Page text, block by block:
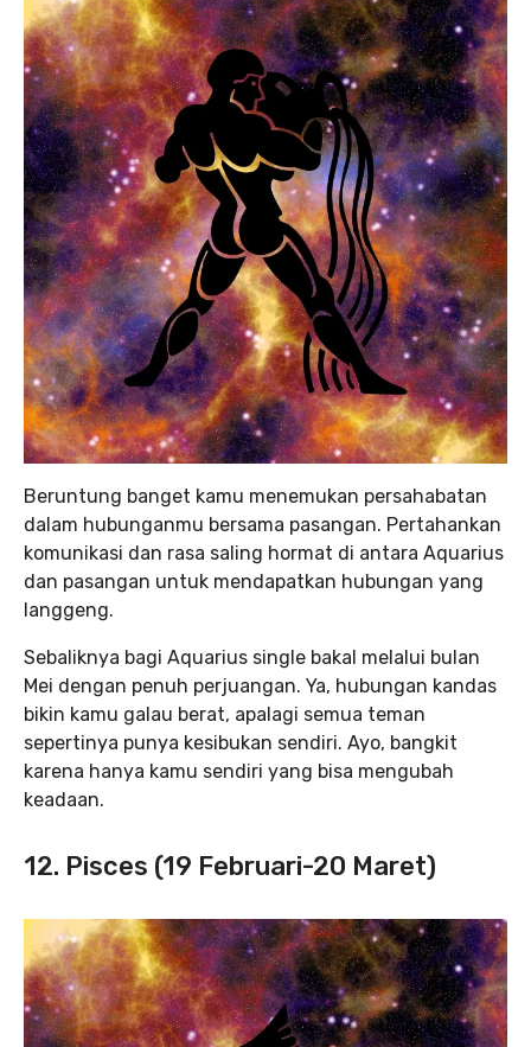
Beruntung banget kamu menemukan persahabatan
dalam hubunganmu bersama pasangan. Pertahankan
komunikasi dan rasa saling hormat di antara Aquarius
dan pasangan untuk mendapatkan hubungan yang
langgeng.
Sebaliknya bagi Aquarius single bakal melalui bulan
Mei dengan penuh perjuangan. Ya, hubungan kandas
bikin kamu galau berat, apalagi semua teman
sepertinya punya kesibukan sendiri. Ayo, bangkit
karena hanya kamu sendiri yang bisa mengubah
keadaan.
12. Pisces (19 Februari-20 Maret)